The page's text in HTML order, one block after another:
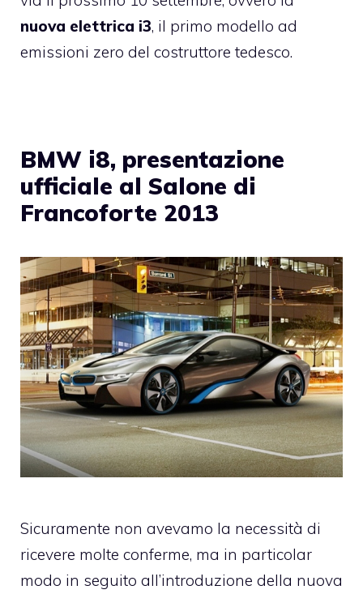
nuova elettrica i3, il primo modello ad
emissioni zero del costruttore tedesco.
BMW i8, presentazione
ufficiale al Salone di
Francoforte 2013
Sicuramente non avevamo la necessità di
ricevere molte conferme, ma in particolar
modo in seguito all’introduzione della nuova